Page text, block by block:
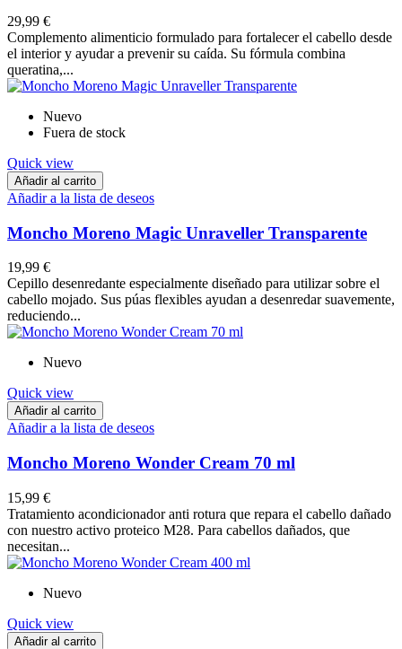
29,99 €
Complemento alimenticio formulado para fortalecer el cabello desde
el interior y ayudar a prevenir su caída. Su fórmula combina
queratina,...
Nuevo
Fuera de stock
Quick view
Añadir al carrito
Añadir a la lista de deseos
Moncho Moreno Magic Unraveller Transparente
19,99 €
Cepillo desenredante especialmente diseñado para utilizar sobre el
cabello mojado. Sus púas flexibles ayudan a desenredar suavemente,
reduciendo...
Nuevo
Quick view
Añadir al carrito
Añadir a la lista de deseos
Moncho Moreno Wonder Cream 70 ml
15,99 €
Tratamiento acondicionador anti rotura que repara el cabello dañado
con nuestro activo proteico M28. Para cabellos dañados, que
necesitan...
Nuevo
Quick view
Añadir al carrito